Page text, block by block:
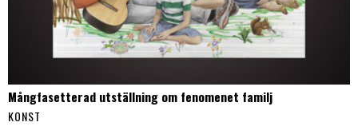
Mångfasetterad utställning om fenomenet familj
KONST